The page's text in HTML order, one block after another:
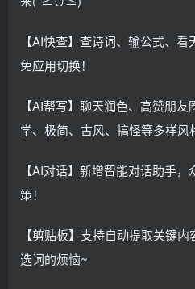
【AI快查】查诗词、输公式、
免应用切换！
【AI帮写】聊天润色、高赞朋
学、极简、古风、搞怪等多样风
【AI对话】新增智能对话助手
策！
【剪贴板】支持自动提取关键
选词的烦恼~